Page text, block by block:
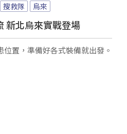
搜救隊 烏來
新北烏來實戰登場
置，準備好各式裝備就出發。